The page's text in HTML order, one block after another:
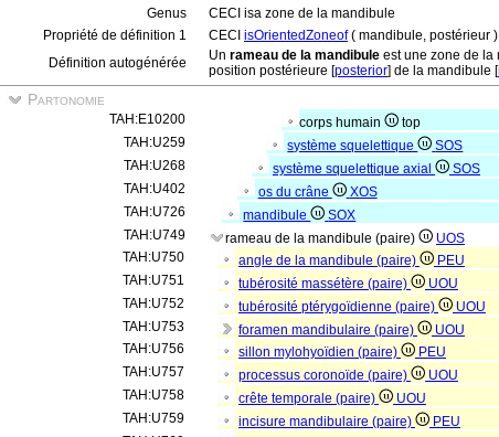
Genus
CECI isa zone de la mandibule
Propriété de définition 1
CECI isOrientedZoneof( mandibule, postérieur )
Définition autogénérée
Un rameau de la mandibule est une zone de la
position postérieure [posterior] de la mandibule [
Partonomie
TAH:E10200 corps humain
top
TAH:U259
système squelettique
SOS
TAH:U268
système squelettique axial
SOS
TAH:U402
os du crâne
XOS
TAH:U726
mandibule
SOX
TAH:U749
rameau de la mandibule (paire)
UOS
TAH:U750
angle de la mandibule (paire)
PEU
TAH:U751
tubérosité massétère (paire)
UOU
TAH:U752
tubérosité ptérygoïdienne (paire)
UOU
TAH:U753
foramen mandibulaire (paire)
UOU
TAH:U756
sillon mylohyoïdien (paire)
PEU
TAH:U757
processus coronoïde (paire)
UOU
TAH:U758
crête temporale (paire)
UOU
TAH:U759
incisure mandibulaire (paire)
PEU